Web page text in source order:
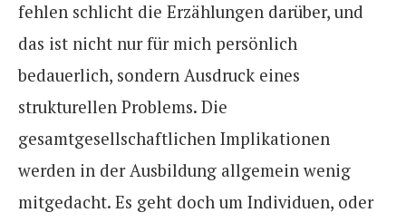
fehlen schlicht die Erzählungen darüber, und
das ist nicht nur für mich persönlich
bedauerlich, sondern Ausdruck eines
strukturellen Problems. Die
gesamtgesellschaftlichen Implikationen
werden in der Ausbildung allgemein wenig
mitgedacht. Es geht doch um Individuen, oder